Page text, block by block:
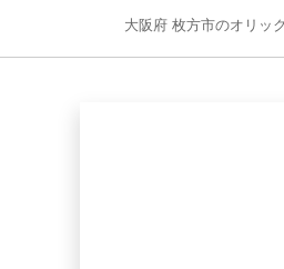
大阪府 枚方市のオリッ